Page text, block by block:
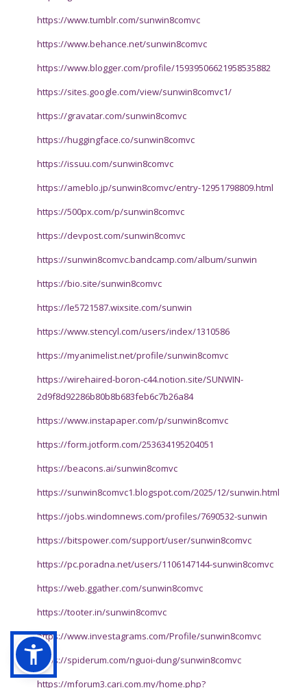
https://www.tumblr.com/sunwin8comvc
https://www.behance.net/sunwin8comvc
https://www.blogger.com/profile/15939506621958535882
https://sites.google.com/view/sunwin8comvc1/
https://gravatar.com/sunwin8comvc
https://huggingface.co/sunwin8comvc
https://issuu.com/sunwin8comvc
https://ameblo.jp/sunwin8comvc/entry-12951798809.html
https://500px.com/p/sunwin8comvc
https://devpost.com/sunwin8comvc
https://sunwin8comvc.bandcamp.com/album/sunwin
https://bio.site/sunwin8comvc
https://le5721587.wixsite.com/sunwin
https://www.stencyl.com/users/index/1310586
https://myanimelist.net/profile/sunwin8comvc
https://wirehaired-boron-c44.notion.site/SUNWIN-
2d9f8d92286b80b8b683feb6c7b26a84
https://www.instapaper.com/p/sunwin8comvc
https://form.jotform.com/253634195204051
https://beacons.ai/sunwin8comvc
https://sunwin8comvc1.blogspot.com/2025/12/sunwin.html
https://jobs.windomnews.com/profiles/7690532-sunwin
https://bitspower.com/support/user/sunwin8comvc
https://pc.poradna.net/users/1106147144-sunwin8comvc
https://web.ggather.com/sunwin8comvc
https://tooter.in/sunwin8comvc
https://www.investagrams.com/Profile/sunwin8comvc
https://spiderum.com/nguoi-dung/sunwin8comvc
https://mforum3.cari.com.my/home.php?